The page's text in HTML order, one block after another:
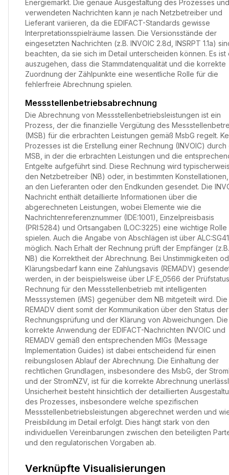
Energiemarkt. Die genaue Ausgestaltung des Prozesses
verwendeten Nachrichten kann je nach Netzbetreiber und
Lieferant variieren, da die EDIFACT-Standards gewisse
Interpretationsspielräume lassen. Die Versionsstände der
eingesetzten Nachrichten (z.B. INVOIC 2.8d, INSRPT 1.1a)
beachten, da sie sich im Detail unterscheiden können. Es ist
auszugehen, dass die Stammdatenqualität und die korrekte
Zuordnung der Zählpunkte eine wesentliche Rolle für die
fehlerfreie Abrechnung spielen.
Messstellenbetriebsabrechnung
Die Abrechnung von Messstellenbetriebsleistungen ist ein
Prozess, der die finanzielle Vergütung des
(MSB) für die erbrachten Leistungen gemäß MsbG regelt.
Prozesses ist die Erstellung einer Rechnung (INVOIC) durch
MSB, in der die erbrachten Leistungen und die
Entgelte aufgeführt sind. Diese Rechnung wird
den Netzbetreiber (NB) oder, in bestimmten
an den Lieferanten oder den Endkunden gesendet. Die
Nachricht enthält detaillierte Informationen über die
abgerechneten Leistungen, wobei Elemente wie die
Nachrichtenreferenznummer (IDE:1001), Einzelpreisbasis
(PRI:5284) und Ortsangaben (LOC:3225) eine wichtige Rolle
spielen. Auch die Angabe von Abschlägen ist über ALC:SG41
möglich. Nach Erhalt der Rechnung prüft der Empfänger
NB) die Korrektheit der Abrechnung. Bei Unstimmigkeiten
Klärungsbedarf kann eine Zahlungsavis (REMADV)
werden, in der beispielsweise über LF:E_0566 der
Rechnung für den Messstellenbetrieb mit intelligenten
Messsystemen (iMS) gegenüber dem NB mitgeteilt wird. Die
REMADV dient somit der Kommunikation über den Status der
Rechnungsprüfung und der Klärung von Abweichungen. Die
korrekte Anwendung der EDIFACT-Nachrichten INVOIC und
REMADV gemäß den entsprechenden MIGs (Message
Implementation Guides) ist dabei entscheidend für einen
reibungslosen Ablauf der Abrechnung. Die Einhaltung der
rechtlichen Grundlagen, insbesondere des MsbG, der
und der StromNZV, ist für die korrekte Abrechnung
Unsicherheit besteht hinsichtlich der detaillierten
des Prozesses, insbesondere welche spezifischen
Messstellenbetriebsleistungen abgerechnet werden und
Preisbildung im Detail erfolgt. Dies hängt stark von den
individuellen Vereinbarungen zwischen den beteiligten
und den regulatorischen Vorgaben ab.
Verknüpfte Visualisierungen